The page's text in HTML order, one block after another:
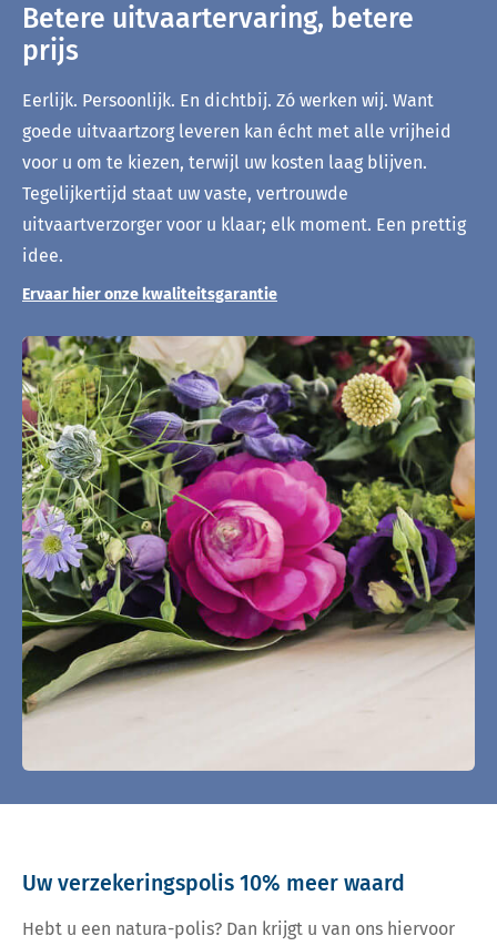
Betere uitvaartervaring, betere
prijs
Eerlijk. Persoonlijk. En dichtbij. Zó werken wij. Want
goede uitvaartzorg leveren kan écht met alle vrijheid
voor u om te kiezen, terwijl uw kosten laag blijven.
Tegelijkertijd staat uw vaste, vertrouwde
uitvaartverzorger voor u klaar; elk moment. Een prettig
idee.
Ervaar hier onze kwaliteitsgarantie
Uw verzekeringspolis 10% meer waard
Hebt u een natura-polis? Dan krijgt u van ons hiervoor